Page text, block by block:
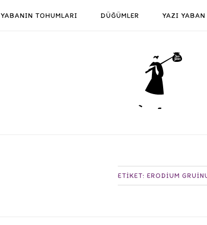
YABANIN TOHUMLARI DÜĞÜMLER YAZI YABAN
Home
ETIKET: ERODIUM